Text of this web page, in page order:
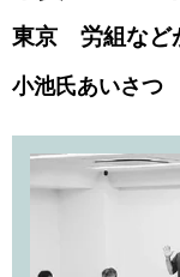
東京 労組など
小池氏あいさつ